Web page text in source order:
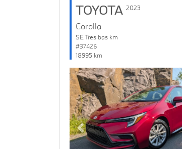
TOYOTA 2023
Corolla
SE Tres bas km
#37426
18995 km
Previous